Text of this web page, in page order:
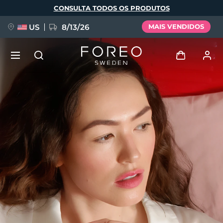
principal
CONSULTA TODOS OS PRODUTOS
US 8/13/26 MAIS VENDIDOS
Entrar
Perfil de usuário
Meus aparelhos
Meus pedidos
Meus endereços
As minhas subscrições
NOVIDADE
FAQ™ Pure Beauty-Tech Elixir
BREAKING NEWS
issa™ Teeth Whitening Set
Idioma
English Deutsch
Español
Français
Português
Polski
Svenska
Русский
Türkçe
简体中文 繁體中文